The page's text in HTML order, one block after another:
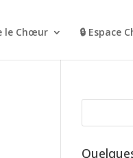
le Chœur 🔒 Espace